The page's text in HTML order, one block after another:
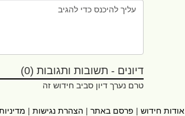
דיונים - תשובות ותגובות (0)
טרם נערך דיון סביב חידוש זה
אודות חידוש | פרסם באתר | הצהרת נגישות |